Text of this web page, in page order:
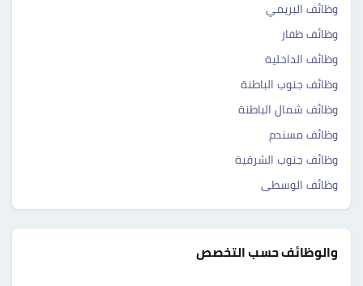
وظائف البريمي
وظائف ظفار
وظائف الداخلية
وظائف جنوب الباطنة
وظائف شمال الباطنة
وظائف مسندم
وظائف جنوب الشرقية
وظائف الوسطى
والوظائف حسب التخصص